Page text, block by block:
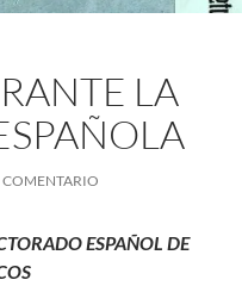
LA
COMENTARIO
ESPAÑOL DE